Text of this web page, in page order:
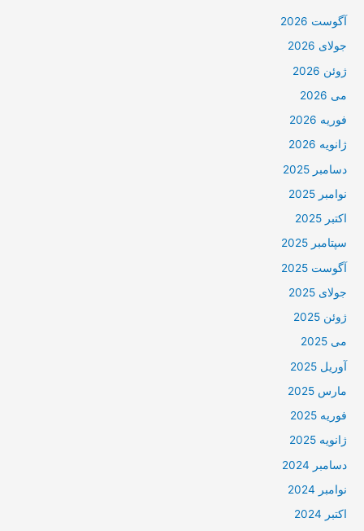
آگوست 2026
جولای 2026
ژوئن 2026
می 2026
فوریه 2026
ژانویه 2026
دسامبر 2025
نوامبر 2025
اکتبر 2025
سپتامبر 2025
آگوست 2025
جولای 2025
ژوئن 2025
می 2025
آوریل 2025
مارس 2025
فوریه 2025
ژانویه 2025
دسامبر 2024
نوامبر 2024
اکتبر 2024